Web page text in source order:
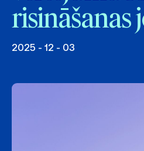
risināšanas
2025 - 12 - 03